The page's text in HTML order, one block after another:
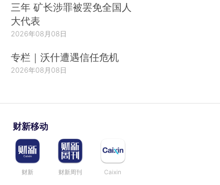
三年 矿长涉罪被罢免全国人
大代表
2026年08月08日
专栏｜沃什遭遇信任危机
2026年08月08日
财新移动
财新 财新周刊 Caixin